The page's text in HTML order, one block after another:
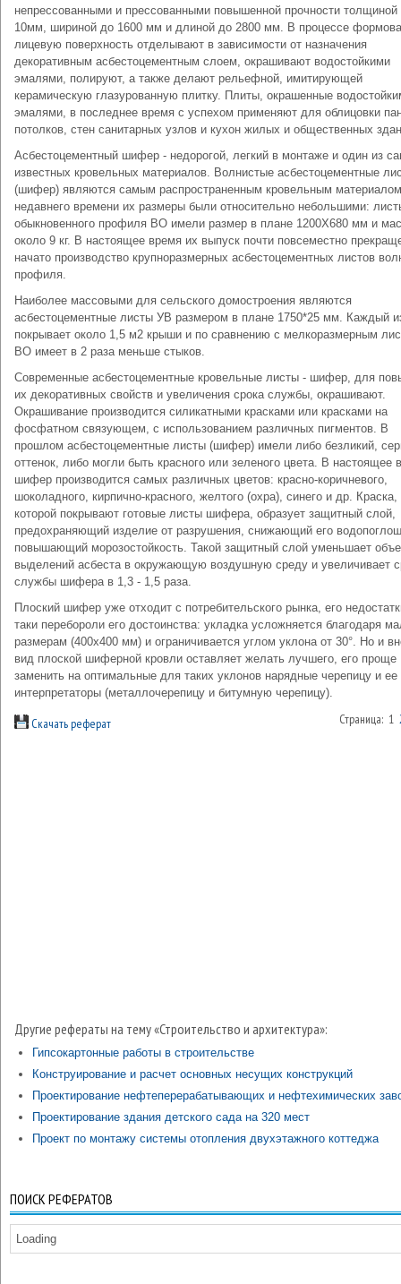
непрессованными и прессованными повышенной прочности толщиной
10мм, шириной до 1600 мм и длиной до 2800 мм. В процессе
лицевую поверхность отделывают в зависимости от назначения
декоративным асбестоцементным слоем, окрашивают водостойкими
эмалями, полируют, а также делают рельефной, имитирующей
керамическую глазурованную плитку. Плиты, окрашенные
эмалями, в последнее время с успехом применяют для облицовки
потолков, стен санитарных узлов и кухон жилых и общественных
Асбестоцементный шифер - недорогой, легкий в монтаже и один из
известных кровельных материалов. Волнистые асбестоцементные
(шифер) являются самым распространенным кровельным
недавнего времени их размеры были относительно небольшими:
обыкновенного профиля ВО имели размер в плане 1200X680 мм и
около 9 кг. В настоящее время их выпуск почти повсеместно
начато производство крупноразмерных асбестоцементных листов
профиля.
Наиболее массовыми для сельского домостроения являются
асбестоцементные листы УВ размером в плане 1750*25 мм. Каждый
покрывает около 1,5 м2 крыши и по сравнению с мелкоразмерным
ВО имеет в 2 раза меньше стыков.
Современные асбестоцементные кровельные листы - шифер, для
их декоративных свойств и увеличения срока службы, окрашивают.
Окрашивание производится силикатными красками или красками на
фосфатном связующем, с использованием различных пигментов. В
прошлом асбестоцементные листы (шифер) имели либо безликий,
оттенок, либо могли быть красного или зеленого цвета. В настоящее
шифер производится самых различных цветов: красно-коричневого,
шоколадного, кирпично-красного, желтого (охра), синего и др. Краска,
которой покрывают готовые листы шифера, образует защитный слой,
предохраняющий изделие от разрушения, снижающий его
повышающий морозостойкость. Такой защитный слой уменьшает
выделений асбеста в окружающую воздушную среду и увеличивает
службы шифера в 1,3 - 1,5 раза.
Плоский шифер уже отходит с потребительского рынка, его
таки перебороли его достоинства: укладка усложняется благодаря
размерам (400x400 мм) и ограничивается углом уклона от 30°. Но и
вид плоской шиферной кровли оставляет желать лучшего, его проще
заменить на оптимальные для таких уклонов нарядные черепицу и ее
интерпретаторы (металлочерепицу и битумную черепицу).
Скачать реферат Страница: 1
Другие рефераты на тему «Строительство и архитектура»:
Гипсокартонные работы в строительстве
Конструирование и расчет основных несущих конструкций
Проектирование нефтеперерабатывающих и нефтехимических
Проектирование здания детского сада на 320 мест
Проект по монтажу системы отопления двухэтажного коттеджа
ПОИСК РЕФЕРАТОВ
Loading